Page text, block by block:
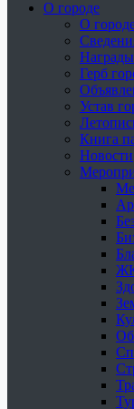
О городе
О
Герб
Устав
Книга
Новости